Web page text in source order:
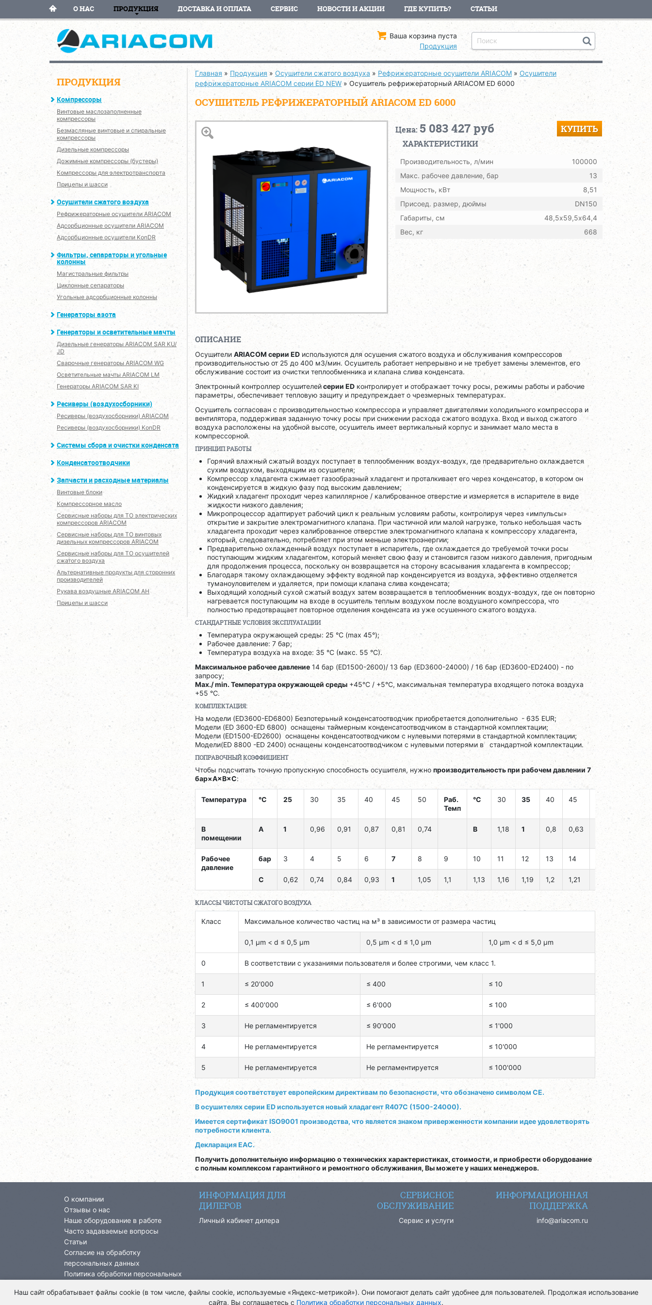
О НАС ПРОДУКЦИЯ ДОСТАВКА И ОПЛАТА СЕРВИС НОВОСТИ И АКЦИИ ГДЕ КУПИТЬ? СТАТЬИ
Ваша корзина пуста
Продукция
ПРОДУКЦИЯ
Компрессоры
Винтовые маслозаполненные
компрессоры
Безмасляные винтовые и спиральные
компрессоры
Дизельные компрессоры
Дожимные компрессоры (бустеры)
Компрессоры для электротранспорта
Прицепы и шасси
Осушители сжатого воздуха
Рефрижераторные осушители ARIACOM
Адсорбционные осушители ARIACOM
Адсорбционные осушители KonDR
Фильтры, сепараторы и угольные
колонны
Магистральные фильтры
Циклонные сепараторы
Угольные адсорбционные колонны
Генераторы азота
Генераторы и осветительные мачты
Дизельные генераторы ARIACOM SAR KU/
JD
Сварочные генераторы ARIACOM WG
Осветительные мачты ARIACOM LM
Генераторы ARIACOM SAR KI
Ресиверы (воздухосборники)
Ресиверы (воздухосборники) ARIACOM
Ресиверы (воздухосборники) KonDR
Системы сбора и очистки конденсата
Конденсатоотводчики
Запчасти и расходные материалы
Винтовые блоки
Компрессорное масло
Сервисные наборы для ТО электрических
компрессоров ARIACOM
Сервисные наборы для ТО винтовых
дизельных компрессоров ARIACOM
Сервисные наборы для ТО осушителей
сжатого воздуха
Альтернативные продукты для сторонних
производителей
Рукава воздушные ARIACOM AH
Прицепы и шасси
Главная » Продукция » Осушители сжатого воздуха » Рефрижераторные осушители ARIACOM » Осушители
рефрижераторные ARIACOM серии ED NEW» Осушитель рефрижераторный ARIACOM ED 6000
ОСУШИТЕЛЬ РЕФРИЖЕРАТОРНЫЙ ARIACOM ED 6000
Цена: 5 083 427 руб КУПИТЬ
ХАРАКТЕРИСТИКИ
Производительность, л/мин
100000
Макс. рабочее давление, бар
13
Мощность, кВт
8,51
Присоед. размер, дюймы
DN150
Габариты, см
48,5х59,5х64,4
Вес, кг
668
ОПИСАНИЕ
Осушители ARIACOM серии ED используются для осушения сжатого воздуха и обслуживания компрессоров
производительностью от 25 до 400 м3/мин. Осушитель работает непрерывно и не требует замены элементов, его
обслуживание состоит из очистки теплообменника и клапана слива конденсата.
Электронный контроллер осушителейсерии ED контролирует и отображает точку росы, режимы работы и рабочие
параметры, обеспечивает тепловую защиту и предупреждает о чрезмерных температурах.
Осушитель согласован с производительностью компрессора и управляет двигателями холодильного компрессора и
вентилятора, поддерживая заданную точку росы при снижении расхода сжатого воздуха. Вход и выход сжатого
воздуха расположены на удобной высоте, осушитель имеет вертикальный корпус и занимает мало места в
компрессорной.
ПРИНЦИП РАБОТЫ
Горячий влажный сжатый воздух поступает в теплообменник воздух-воздух, где предварительно охлаждается
сухим воздухом, выходящим из осушителя;
Компрессор хладагента сжимает газообразный хладагент и проталкивает его через конденсатор, в котором он
конденсируется в жидкую фазу под высоким давлением;
Жидкий хладагент проходит через капиллярное / калиброванное отверстие и измеряется в испарителе в виде
жидкости низкого давления;
Микропроцессор адаптирует рабочий цикл к реальным условиям работы, контролируя через «импульсы»
открытие и закрытие электромагнитного клапана. При частичной или малой нагрузке, только небольшая часть
хладагента проходит через калиброванное отверстие электромагнитного клапана к компрессору хладагента,
который, следовательно, потребляет при этом меньше электроэнергии;
Предварительно охлажденный воздух поступает в испаритель, где охлаждается до требуемой точки росы
поступающим жидким хладагентом, который меняет свою фазу и становится газом низкого давления, пригодным
для продолжения процесса, поскольку он возвращается на сторону всасывания хладагента в компрессор;
Благодаря такому охлаждающему эффекту водяной пар конденсируется из воздуха, эффективно отделяется
туманоуловителем и удаляется, при помощи клапана слива конденсата;
Выходящий холодный сухой сжатый воздух затем возвращается в теплообменник воздух-воздух, где он повторно
нагревается поступающим на входе в осушитель теплым воздухом после воздушного компрессора, что
полностью предотвращает повторное отделения конденсата из уже осушенного сжатого воздуха.
СТАНДАРТНЫЕ УСЛОВИЯ ЭКСПЛУАТАЦИИ
Температура окружающей среды: 25 °C (max 45°);
Рабочее давление: 7 бар;
Температура воздуха на входе: 35 °C (макс. 55 °C).
Максимальное рабочее давление 14 бар (ED1500-2600)/ 13 бар (ED3600-24000) / 16 бар (ED3600-ED2400) - по
запросу;
Max./ min. Температура окружающей среды +45°C / +5°C, максимальная температура входящего потока воздуха
+55 °C.
КОМПЛЕКТАЦИЯ:
На модели (ED3600-ED6800) Безпотерьный конденсатоотводчик приобретается дополнительно - 635 EUR;
Модели (ED 3600-ED 6800) оснащены таймерным конденсатоотводчиком в стандартной комплектации;
Модели (ED1500-ED2600) оснащены конденсатоотводчиком с нулевыми потерями в стандартной комплектации;
Модели(ED 8800 -ED 2400) оснащены конденсатоотводчиком с нулевыми потерями в стандартной комплектации.
ПОПРАВОЧНЫЙ КОЭФФИЦИЕНТ
Чтобы подсчитать точную пропускную способность осушителя, нужно производительность при рабочем давлении 7
бар×A×B×C:
Температура °C 25 30 35 40 45 50
Раб.
Темп
°C 30 35 40 45 55
В
помещении
A 1 0,96 0,91 0,87 0,81 0,74 B 1,18 1 0,8 0,63 0,51
Рабочее
давление
бар 3 4 5 6 7 8 9 10 11 12 13 14 16
C 0,62 0,74 0,84 0,93 1 1,05 1,1 1,13 1,16 1,19 1,2 1,21 1,22 1,23
КЛАССЫ ЧИСТОТЫ СЖАТОГО ВОЗДУХА
Класс Максимальное количество частиц на м³ в зависимости от размера частиц
0,1 μm < d ≤ 0,5 μm 0,5 μm < d ≤ 1,0 μm 1,0 μm < d ≤ 5,0 μm
0 В соответствии с указаниями пользователя и более строгими, чем класс 1.
1 ≤ 20'000 ≤ 400 ≤ 10
2 ≤ 400'000 ≤ 6'000 ≤ 100
3 Не регламентируется ≤ 90'000 ≤ 1'000
4 Не регламентируется Не регламентируется ≤ 10'000
5 Не регламентируется Не регламентируется ≤ 100'000
Продукция соответствует европейским директивам по безопасности, что обозначено символом CE.
В осушителях серии ED используется новый хладагент R407C (1500-24000).
Имеется сертификат ISO9001 производства, что является знаком приверженности компании идее удовлетворять
потребности клиента.
Декларация EAC.
Получить дополнительную информацию о технических характеристиках, стоимости, и приобрести оборудование
с полным комплексом гарантийного и ремонтного обслуживания, Вы можете у наших менеджеров.
О компании
Отзывы о нас
Наше оборудование в работе
Часто задаваемые вопросы
Статьи
Согласие на обработку
персональных данных
Политика обработки персональных
ИНФОРМАЦИЯ ДЛЯ
ДИЛЕРОВ
Личный кабинет дилера
СЕРВИСНОЕ
ОБСЛУЖИВАНИЕ
Сервис и услуги
ИНФОРМАЦИОННАЯ
ПОДДЕРЖКА
info@ariacom.ru
Наш сайт обрабатывает файлы cookie (в том числе, файлы cookie, используемые «Яндекс-метрикой»). Они помогают делать сайт удобнее для пользователей. Продолжая использование
сайта, Вы соглашаетесь с Политика обработки персональных данных.